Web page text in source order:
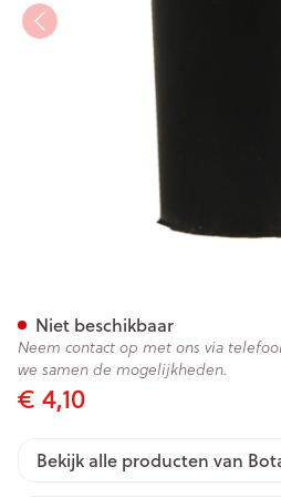
€ 4,10
Niet beschikbaar
Neem contact op met ons via
we samen de mogelijkheden.
Bekijk alle producten van